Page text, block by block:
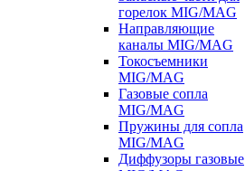
горелок MIG/MAG
Направляющие
каналы MIG/MAG
Токосъемники
MIG/MAG
Газовые сопла
MIG/MAG
Пружины для сопла
MIG/MAG
Диффузоры газовые